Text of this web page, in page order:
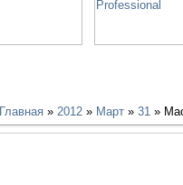
Главная » 2012 » Март » 31 »